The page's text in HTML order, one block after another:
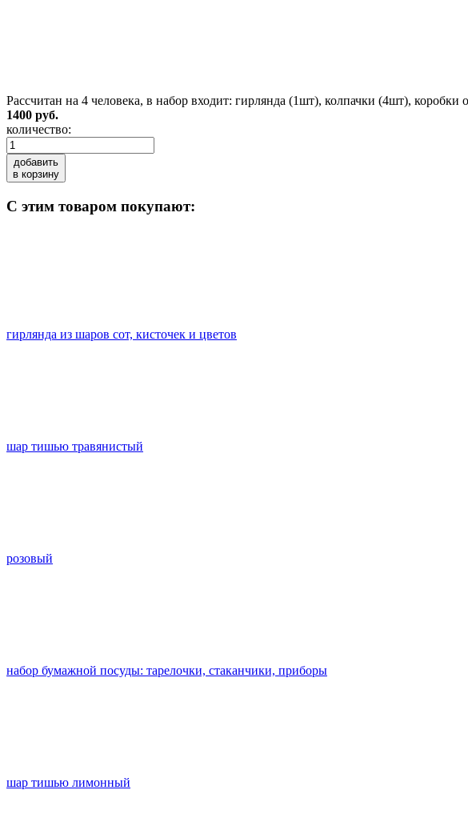
Рассчитан на 4 человека, в набор входит: гирлянда (1шт), колпачки (4шт),
1400 руб.
количество:
добавить
в корзину
C этим товаром покупают:
гирлянда из шаров сот, кисточек и цветов
шар тишью травянистый
розовый
набор бумажной посуды: тарелочки, стаканчики, приборы
шар тишью лимонный